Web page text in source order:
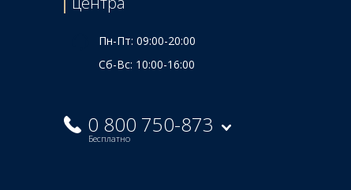
Пн-Пт: 09:00-20:00
Сб-Вс: 10:00-16:00
0 800 750-873
Бесплатно